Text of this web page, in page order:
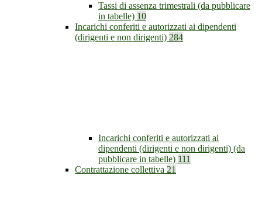
Tassi di assenza trimestrali (da pubblicare
in tabelle) 10
Incarichi conferiti e autorizzati ai dipendenti
(dirigenti e non dirigenti) 284
Incarichi conferiti e autorizzati ai
dipendenti (dirigenti e non dirigenti) (da
pubblicare in tabelle) 111
Contrattazione collettiva 21